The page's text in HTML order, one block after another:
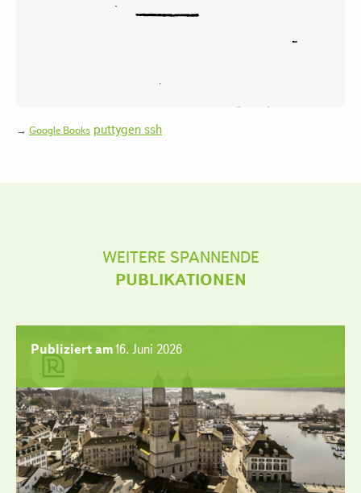
→ Google Books puttygen ssh
WEITERE SPANNENDE
PUBLIKATIONEN
Publiziert am16. Juni 2026